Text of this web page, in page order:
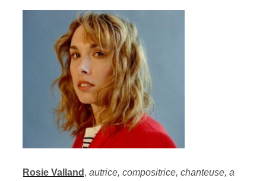
Rosie Valland , autrice, compositrice, chanteuse, a